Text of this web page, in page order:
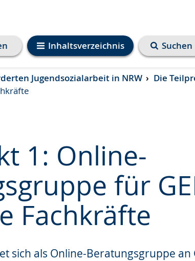
Inhaltsverzeichnis Suchen
Jugendsozialarbeit in NRW
Die
1: Online-
für
Fachkräfte
sich als Online-Beratungsgruppe an